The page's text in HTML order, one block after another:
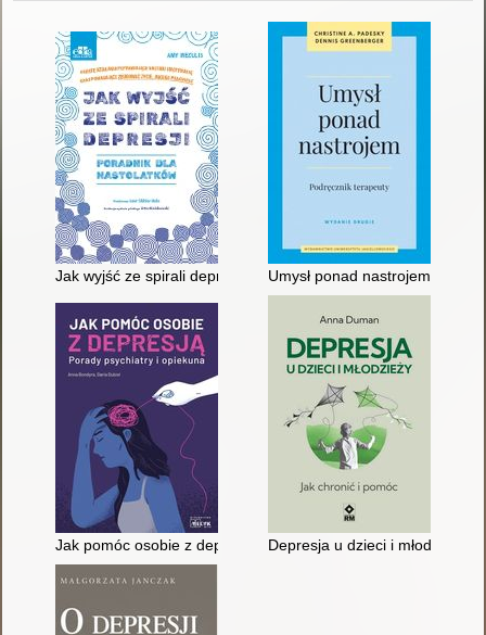
Jak wyjść ze spirali depresji : poradnik dla nastolatków :
Umysł ponad nastrojem :
Jak pomóc osobie z depresją? : porady psychiatry i opiekuna
Depresja u dzieci i młodzieży :